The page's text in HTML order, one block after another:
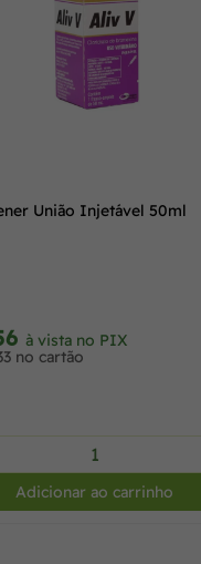
União Injetável 50ml
à vista no PIX
no cartão
Adicionar ao carrinho